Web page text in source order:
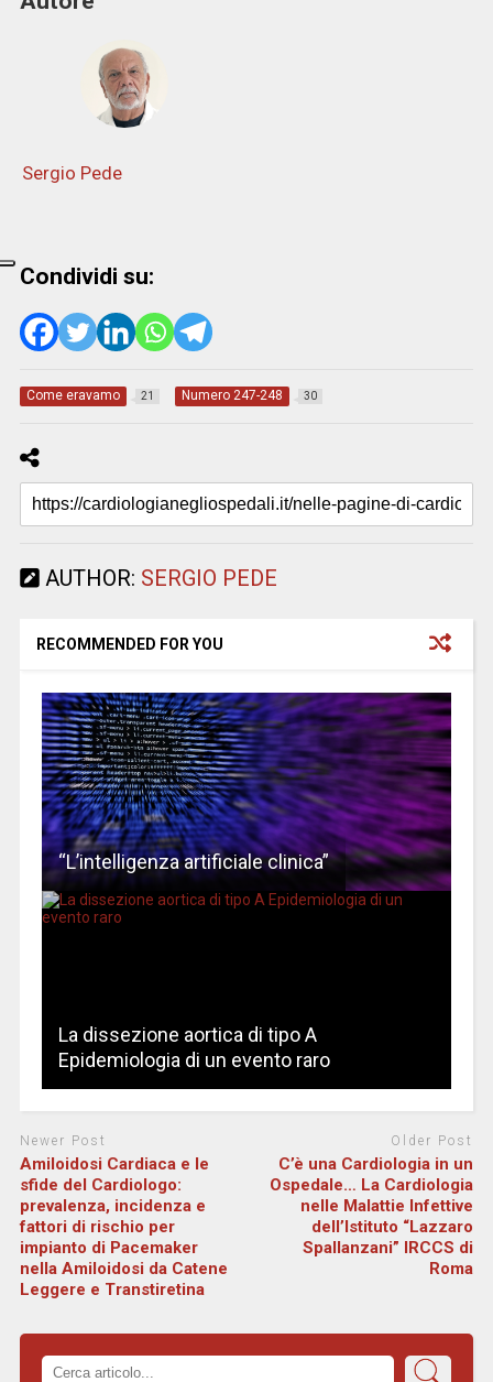
Sergio Pede
Condividi su:
Come eravamo 21 Numero 247-248 30
AUTHOR: SERGIO PEDE
RECOMMENDED FOR YOU
“L’intelligenza artificiale clinica”
La dissezione aortica di tipo A
Epidemiologia di un evento raro
Newer Post
Amiloidosi Cardiaca e le
sfide del Cardiologo:
prevalenza, incidenza e
fattori di rischio per
impianto di Pacemaker
nella Amiloidosi da Catene
Leggere e Transtiretina
Older Post
C’è una Cardiologia in un
Ospedale… La Cardiologia
nelle Malattie Infettive
dell’Istituto “Lazzaro
Spallanzani” IRCCS di
Roma